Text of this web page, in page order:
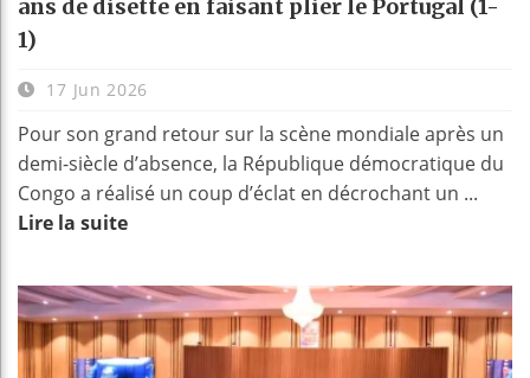
ans de disette en faisant plier le Portugal (1-
1)
17 Jun 2026
Pour son grand retour sur la scène mondiale après un
demi-siècle d’absence, la République démocratique du
Congo a réalisé un coup d’éclat en décrochant un ...
Lire la suite